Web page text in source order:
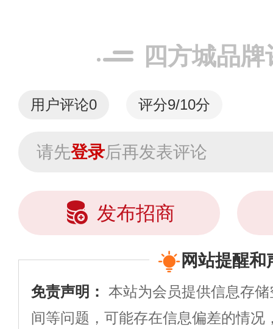
四方城品牌
用户评论0 评分9/10分
请先登录后再发表评论
发布招商
网站提醒和
免责声明： 本站为会员提供信息存
间等问题，可能存在信息偏差的情况